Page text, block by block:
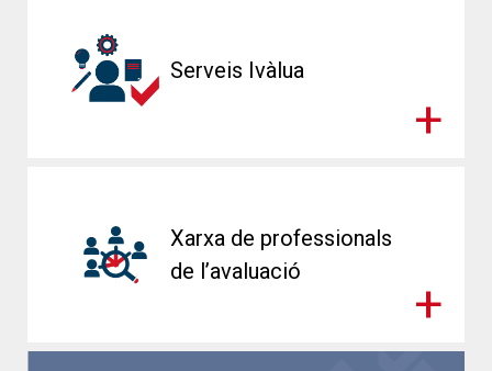
Serveis Ivàlua
Xarxa de professionals
de l’avaluació